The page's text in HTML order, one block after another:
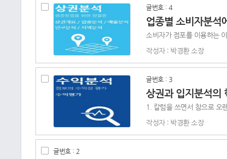
글번호 : 4
업종별 소비자분석
작성자 : 박경환 소장
글번호 : 3
상권과 입지분석의
작성자 : 박경환 소장
글번호 : 2